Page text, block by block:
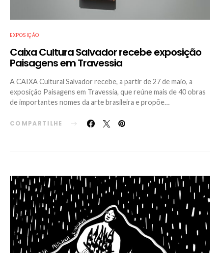
EXPOSIÇÃO
Caixa Cultura Salvador recebe exposição
Paisagens em Travessia
A CAIXA Cultural Salvador recebe, a partir de 27 de maio, a
exposição Paisagens em Travessia, que reúne mais de 40 obras
de importantes nomes da arte brasileira e propõe…
COMPARTILHE